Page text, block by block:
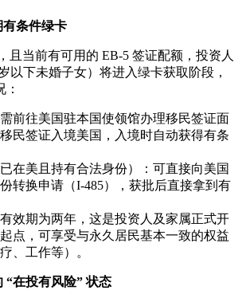
有条件绿卡
且当前有可用的 EB-5 签证配额，投资人
以下未婚子女）将进入绿卡获取阶段，
前往美国驻本国使领馆办理移民签证面
民签证入境美国，入境时自动获得有条
在美且持有合法身份）：可直接向美国
转换申请（I-485），获批后直接拿到有
效期为两年，这是投资人及家属正式开
点，可享受与永久居民基本一致的权益
、工作等）。
“在投有风险” 状态